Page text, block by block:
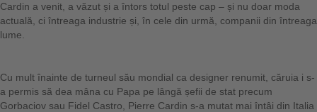
Cardin a venit, a văzut și a întors totul peste cap – și nu doar moda
actuală, ci întreaga industrie și, în cele din urmă, companii din întreaga
lume.
Cu mult înainte de turneul său mondial ca designer renumit, căruia i s-
a permis să dea mâna cu Papa pe lângă șefii de stat precum
Gorbaciov sau Fidel Castro, Pierre Cardin s-a mutat mai întâi din Italia